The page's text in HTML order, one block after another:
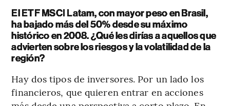
El ETF MSCI Latam, con mayor peso en Brasil,
ha bajado más del 50% desde su máximo
histórico en 2008. ¿Qué les dirías a aquellos que
advierten sobre los riesgos y la volatilidad de la
región?
Hay dos tipos de inversores. Por un lado los
financieros, que quieren entrar en acciones